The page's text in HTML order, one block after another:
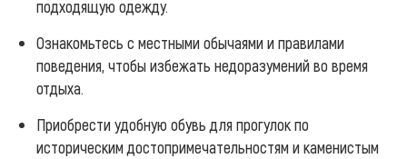
подходящую одежду.
Ознакомьтесь с местными обычаями и правилами
поведения, чтобы избежать недоразумений во время
отдыха.
Приобрести удобную обувь для прогулок по
историческим достопримечательностям и каменистым